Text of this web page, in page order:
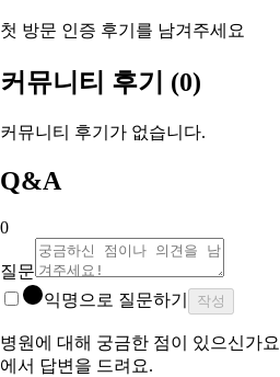
첫 방문 인증 후기를 남겨주세요
커뮤니티 후기 (0)
커뮤니티 후기가 없습니다.
Q&A
0
질문
익명으로 질문하기
작성
병원에 대해 궁금한 점이 있으신가
에서 답변을 드려요.